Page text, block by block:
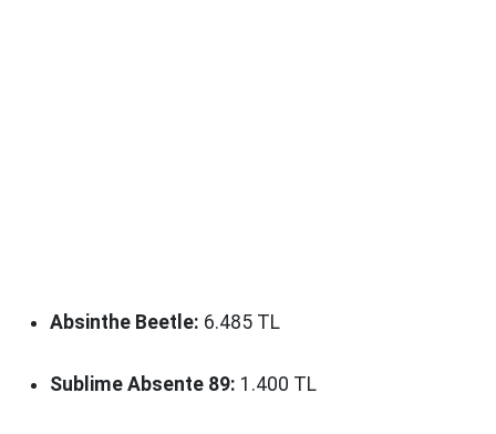
Absinthe Beetle: 6.485 TL
Sublime Absente 89: 1.400 TL